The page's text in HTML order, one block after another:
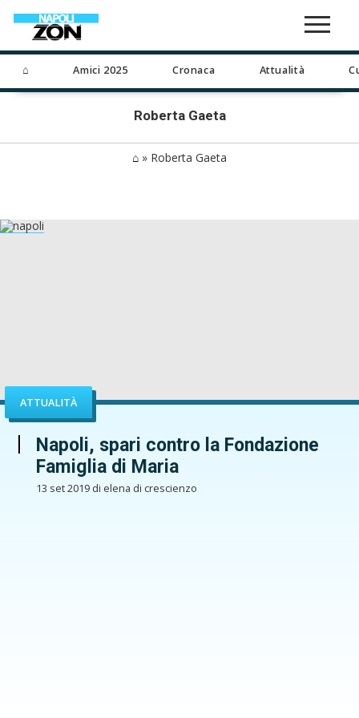
⌂ Amici 2025 Cronaca Attualità
Roberta Gaeta
⌂ » Roberta Gaeta
ATTUALITÀ
Napoli, spari contro la Fondazione
Famiglia di Maria
13 set 2019 di elena di crescienzo